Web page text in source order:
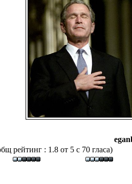
рейтинг : 1.8 от 5 с 70 гласа)